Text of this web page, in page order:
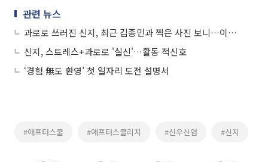
관련 뉴스
과로로 쓰러진 신지, 최근 김종민과 찍은 사진 보니…이때부터 몸이 안좋았나?
신지, 스트레스+과로로 '실신'…활동 적신호
‘경험 無도 환영’ 첫 일자리 도전 설명서
#애프터스쿨 #애프터스쿨리지 #신우신염 #신지